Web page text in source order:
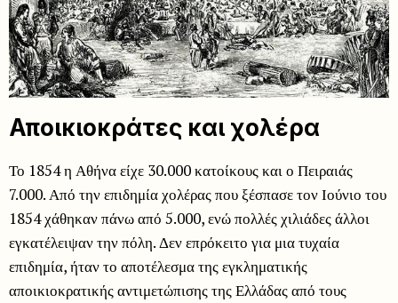
Αποικιοκράτες και χολέρα
Το 1854 η Αθήνα είχε 30.000 κατοίκους και ο Πειραιάς
7.000. Από την επιδημία χολέρας που ξέσπασε τον Ιούνιο του
1854 χάθηκαν πάνω από 5.000, ενώ πολλές χιλιάδες άλλοι
εγκατέλειψαν την πόλη. Δεν επρόκειτο για μια τυχαία
επιδημία, ήταν το αποτέλεσμα της εγκληματικής
αποικιοκρατικής αντιμετώπισης της Ελλάδας από τους